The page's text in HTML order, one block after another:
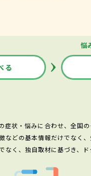
悩
る
症状・悩みに合わせ、全国
どの基本情報だけでなく
なく、独自取材に基づき、